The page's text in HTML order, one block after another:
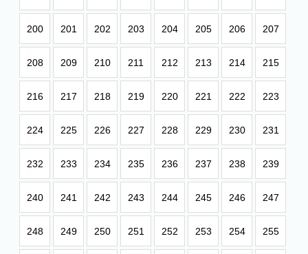
200 201 202 203 204 205 206 207
208 209 210 211 212 213 214 215
216 217 218 219 220 221 222 223
224 225 226 227 228 229 230 231
232 233 234 235 236 237 238 239
240 241 242 243 244 245 246 247
248 249 250 251 252 253 254 255